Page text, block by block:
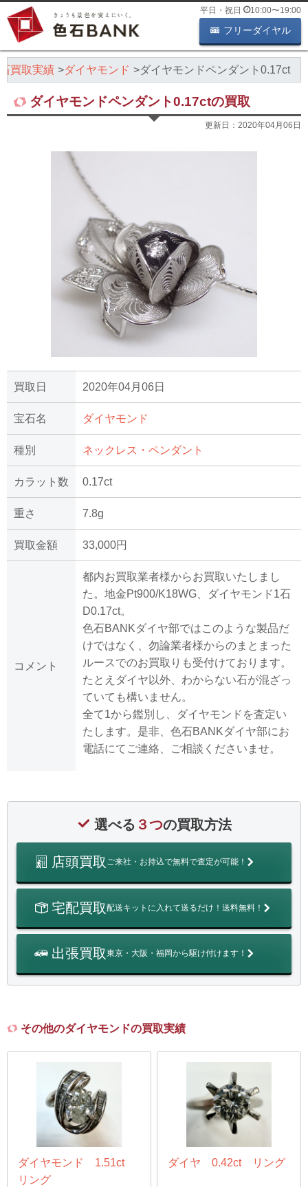
平日・祝日 10:00〜19:00
フリーダイヤル
買取実績 ダイヤモンド ダイヤモンドペンダント0.17ct
ダイヤモンドペンダント0.17ctの買取
更新日： 2020年04月06日
買取日 2020年04月06日
宝石名 ダイヤモンド
種別 ネックレス・ペンダント
カラット数 0.17ct
重さ 7.8g
買取金額 33,000円
コメント
都内お買取業者様からお買取いたしまし
た。地金Pt900/K18WG、ダイヤモンド1石
D0.17ct。
色石BANKダイヤ部ではこのような製品だ
けではなく、勿論業者様からのまとまった
ルースでのお買取りも受付けております。
たとえダイヤ以外、わからない石が混ざっ
ていても構いません。
全て1から鑑別し、ダイヤモンドを査定い
たします。是非、色石BANKダイヤ部にお
電話にてご連絡、ご相談くださいませ。
選べる ３つの買取方法
店頭買取 ご来社・お持込で無料で査定が可能！
宅配買取配送キットに入れて送るだけ！送料無料！
出張買取東京・大阪・福岡から駆け付けます！
その他のダイヤモンドの買取実績
ダイヤモンド 1.51ct
リング
ダイヤ 0.42ct リング